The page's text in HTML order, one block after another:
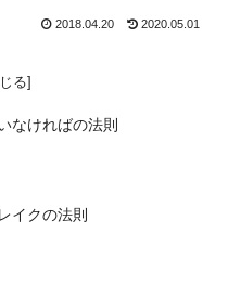
2018.04.20 2020.05.01
なければの法則
イクの法則